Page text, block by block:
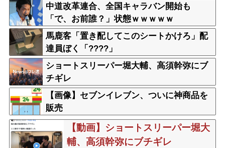
中道改革連合、全国キャラバン開始も
「で、お前誰？」状態ｗｗｗｗｗ
馬鹿客「置き配してこのシートかけろ」配
達員ぼく「????」
ショートスリーパー堀大輔、高須幹弥にブ
チギレ
【画像】セブンイレブン、ついに神商品を
販売
【動画】ショートスリーパー堀大
輔、高須幹弥にブチギレ